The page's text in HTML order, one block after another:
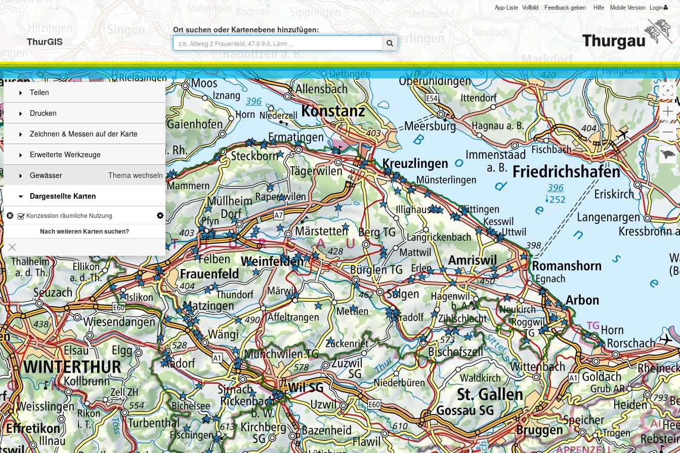
ThurGIS
Ort suchen oder Kartenebene hinzufügen:
App-Liste Vollbild Feedback geben Hilfe Mobile Version Login
Teilen
Drucken
Zeichnen & Messen auf der Karte
Erweiterte Werkzeuge
Thema wechseln
Gewässer
Dargestellte Karten
Konzession räumliche Nutzung
Nach weiteren Karten suchen?